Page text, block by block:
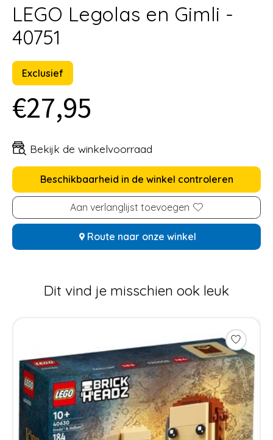
LEGO Legolas en Gimli -
40751
Exclusief
€27,95
Bekijk de winkelvoorraad
Beschikbaarheid in de winkel controleren
Aan verlanglijst toevoegen
Route naar onze winkel
Dit vind je misschien ook leuk